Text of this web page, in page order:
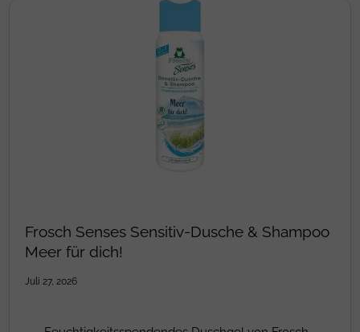
Frosch Senses Sensitiv-Dusche & Shampoo
Meer für dich!
Juli 27, 2026